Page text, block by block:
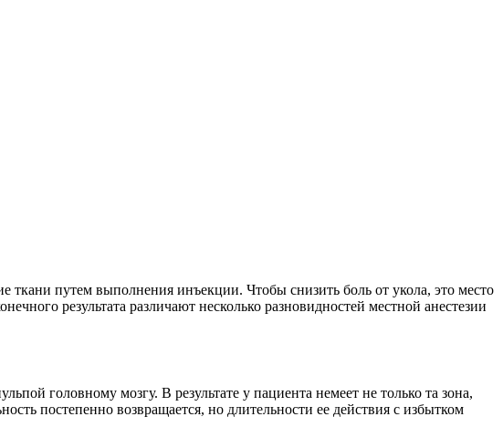
ткани путем выполнения инъекции. Чтобы снизить боль от укола, это место
результата различают несколько разновидностей местной анестезии
головному мозгу. В результате у пациента немеет не только та зона,
постепенно возвращается, но длительности ее действия с избытком